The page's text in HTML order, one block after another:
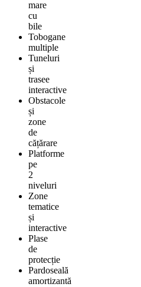
mare
cu
bile
Tobogane
multiple
Tuneluri
și
trasee
interactive
Obstacole
și
zone
de
cățărare
Platforme
pe
2
niveluri
Zone
tematice
și
interactive
Plase
de
protecție
Pardoseală
amortizantă